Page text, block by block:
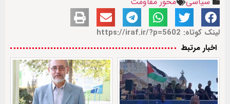
لینک کوتاه: https://iraf.ir/?p=5602
اخبار مرتبط